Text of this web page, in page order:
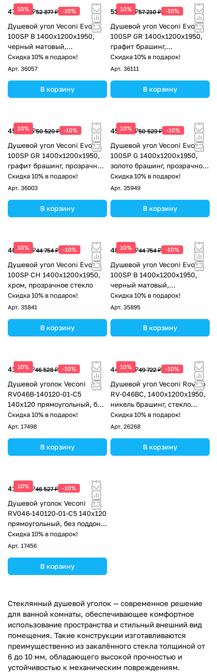
10%
47 589 ₽52 877 ₽ -10%
Душевой угол Veconi Evo
100SP B 1400х1200x1950,
черный матовый,
тонированное стекло
Скидка 10% в подарок!
Арт. 36057
В корзину
10%
51 489 ₽57 210 ₽ -10%
Душевой угол Veconi Evo
100SP GR 1400х1200x1950,
графит брашинг,
тонированное стекло
Скидка 10% в подарок!
Арт. 36111
В корзину
10%
45 476 ₽50 529 ₽ -10%
Душевой угол Veconi Evo
100SP GR 1400х1200x1950,
графит брашинг, прозрачное
стекло
Скидка 10% в подарок!
Арт. 36003
В корзину
10%
45 476 ₽50 529 ₽ -10%
Душевой угол Veconi Evo
100SP G 1400х1200x1950,
золото брашинг, прозрачное
стекло
Скидка 10% в подарок!
Арт. 35949
В корзину
10%
40 279 ₽44 754 ₽ -10%
Душевой угол Veconi Evo
100SP CH 1400х1200x1950,
хром, прозрачное стекло
Скидка 10% в подарок!
Арт. 35841
В корзину
10%
40 279 ₽44 754 ₽ -10%
Душевой угол Veconi Evo
100SP B 1400х1200x1950,
черный матовый,
прозрачное стекло
Скидка 10% в подарок!
Арт. 35895
В корзину
10%
41 875 ₽46 528 ₽ -10%
Душевой уголок Veconi
RV046B-140120-01-C5
140х120 прямоугольный, без
поддона, прозрачное стекло,
чёрный матовый
Скидка 10% в подарок!
Арт. 17498
В корзину
10%
44 750 ₽49 722 ₽ -10%
Душевой угол Veconi Rovigo
RV-046BС, 1400х1200х1950,
никель брашинг, стекло
прозрачное
Скидка 10% в подарок!
Арт. 26268
В корзину
10%
41 874 ₽46 527 ₽ -10%
Душевой уголок Veconi
RV046-140120-01-C5 140х120
прямоугольный, без поддона,
прозрачное стекло, хром
Скидка 10% в подарок!
Арт. 17456
В корзину
Стеклянный душевой уголок — современное решение
для ванной комнаты, обеспечивающее комфортное
использование пространства и стильный внешний вид
помещения. Такие конструкции изготавливаются
преимущественно из закалённого стекла толщиной от
6 до 10 мм, обладающего высокой прочностью и
устойчивостью к механическим повреждениям.